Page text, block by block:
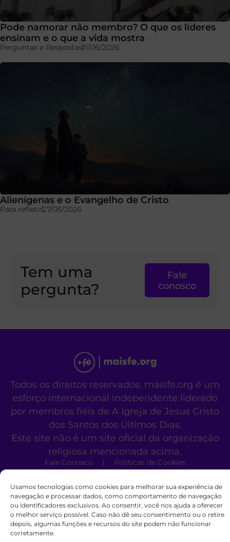
Usamos tecnologias como cookies para melhorar sua experiência de
navegação e processar dados, como comportamento de navegação
ou identificadores exclusivos. Ao consentir, você nos ajuda a oferecer
o melhor serviço possível. Caso não dê seu consentimento ou o retire
depois, algumas funções e recursos do site podem não funcionar
corretamente.
Pode namorar não membro? O que os líderes
ensinam e o que a vida mostra
Perguntas e Respostas11/06/2026
Alienígenas e o Evangelho de Cristo
Para refletir27/05/2026
Tem uma
pergunta?
Fale
conosco
Todos os direitos reservados. maisfe.org é um
esforço internacional independente liderado
por membros fiéis de A Igreja de Jesus Cristo
dos Santos dos Últimos Dias.
Este site não é um site oficial da organização
religiosa mencionada acima.
Fale Conosco Políticas de Cookies